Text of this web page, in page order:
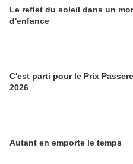
Le reflet du soleil dans un
d'enfance
C'est parti pour le Prix
2026
Autant en emporte le temps